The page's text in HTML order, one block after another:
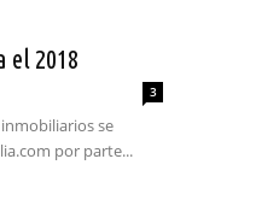
2018
3
se
por parte...